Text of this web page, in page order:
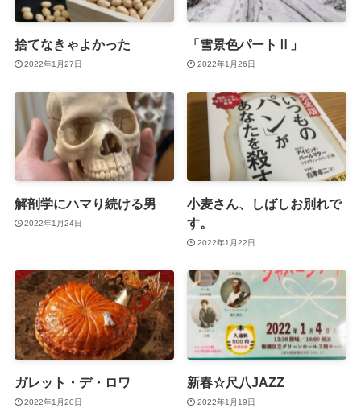
捨てなきゃよかった
2022年1月27日
「雪景色パートⅡ」
2022年1月26日
解剖学にハマり続ける男
2022年1月24日
小麦さん、しばしお別れで
す。
2022年1月22日
ガレット・デ・ロワ
2022年1月20日
新春☆尺八JAZZ
2022年1月19日